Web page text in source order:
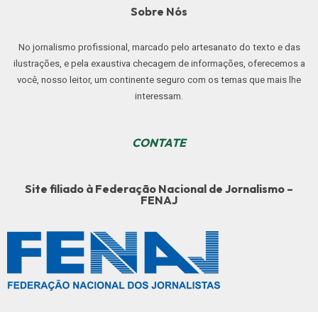
Sobre Nós
No jornalismo profissional, marcado pelo artesanato do texto e das
ilustrações, e pela exaustiva checagem de informações, oferecemos a
você, nosso leitor, um continente seguro com os temas que mais lhe
interessam.
CONTATE
Site filiado à Federação Nacional de Jornalismo –
FENAJ